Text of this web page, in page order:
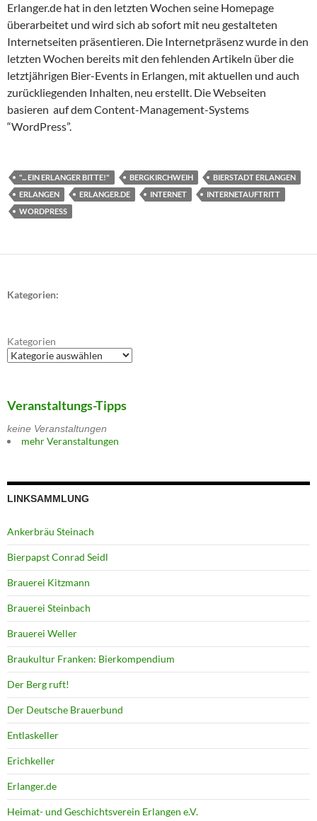
Erlanger.de hat in den letzten Wochen seine Homepage
überarbeitet und wird sich ab sofort mit neu gestalteten
Internetseiten präsentieren. Die Internetpräsenz wurde in den
letzten Wochen bereits mit den fehlenden Artikeln über die
letztjährigen Bier-Events in Erlangen, mit aktuellen und auch
zurückliegenden Inhalten, neu erstellt. Die Webseiten
basieren auf dem Content-Management-Systems
“WordPress”.
"... EIN ERLANGER BITTE!" BERGKIRCHWEIH
BIERSTADT ERLANGEN
ERLANGEN
ERLANGER.DE INTERNET
INTERNETAUFTRITT
WORDPRESS
Kategorien:
Kategorien
Veranstaltungs-Tipps
keine Veranstaltungen
mehr Veranstaltungen
LINKSAMMLUNG
Ankerbräu Steinach
Bierpapst Conrad Seidl
Brauerei Kitzmann
Brauerei Steinbach
Brauerei Weller
Braukultur Franken: Bierkompendium
Der Berg ruft!
Der Deutsche Brauerbund
Entlaskeller
Erichkeller
Erlanger.de
Heimat- und Geschichtsverein Erlangen e.V.